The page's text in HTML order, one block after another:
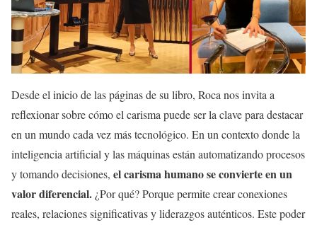
Desde el inicio de las páginas de su libro, Roca nos invita a
reflexionar sobre cómo el carisma puede ser la clave para destacar
en un mundo cada vez más tecnológico. En un contexto donde la
inteligencia artificial y las máquinas están automatizando procesos
y tomando decisiones, el carisma humano se convierte en un
valor diferencial. ¿Por qué? Porque permite crear conexiones
reales, relaciones significativas y liderazgos auténticos. Este poder